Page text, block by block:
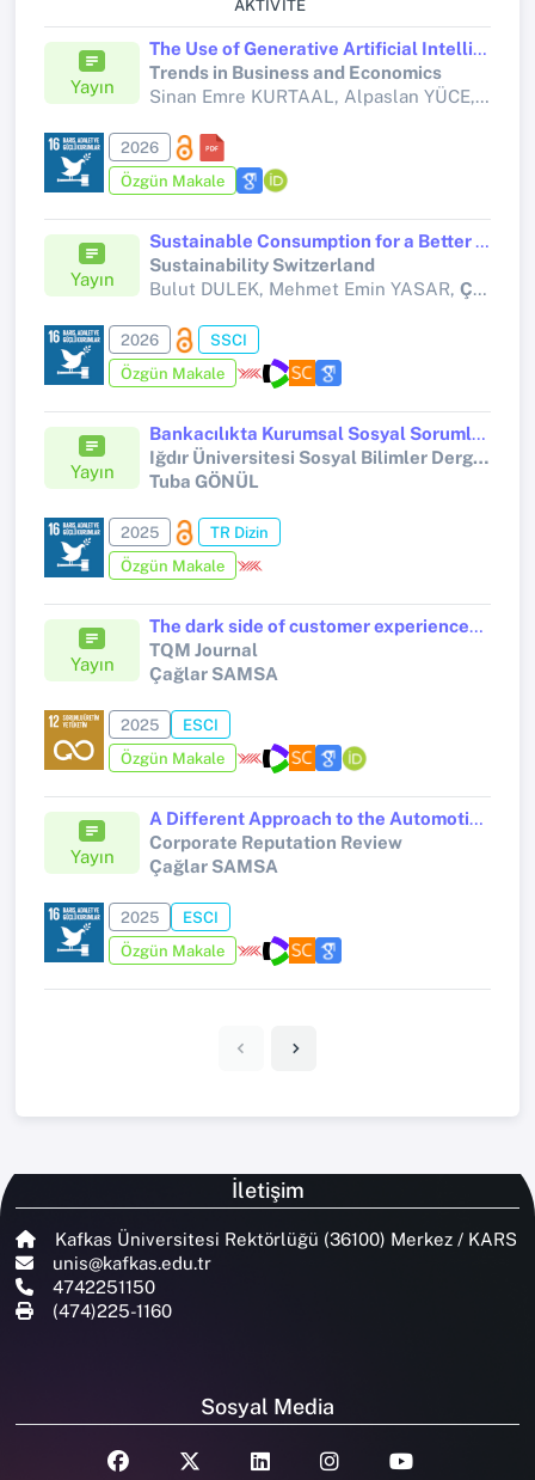
AKTIVITE
Yayın
The Use of Generative Artificial Intelligence in the Field of Business: A Bibliometric Analysis
Trends in Business and Economics
Sinan Emre KURTAAL, Alpaslan YÜCE,
2026
Özgün Makale
Yayın
Sustainable Consumption for a Better Life: Exploring the Path from Environmental Awareness to Life Satisfaction
Sustainability Switzerland
Bulut DULEK, Mehmet Emin YASAR, Çağlar SAMSA
2026
SSCI
Özgün Makale
Yayın
Bankacılıkta Kurumsal Sosyal Sorumluluk ve Anlam İnşası: Garanti Bankası’nın “Doğa’nın Sesi” Reklamına Göstergebilimsel Bir Bakış
Iğdır Üniversitesi Sosyal Bilimler Dergisi
Tuba GÖNÜL
2025
TR Dizin
Özgün Makale
Yayın
The dark side of customer experiences in fast-food industry: exploring the intersection of physical environment, emotions and customer retention
TQM Journal
Çağlar SAMSA
2025
ESCI
Özgün Makale
Yayın
A Different Approach to the Automotive Brand Experience: Brand Respect, Brand Love, Brand Fidelity
Corporate Reputation Review
Çağlar SAMSA
2025
ESCI
Özgün Makale
İletişim
Kafkas Üniversitesi Rektörlüğü (36100) Merkez / KARS
unis@kafkas.edu.tr
4742251150
(474)225-1160
Sosyal Media